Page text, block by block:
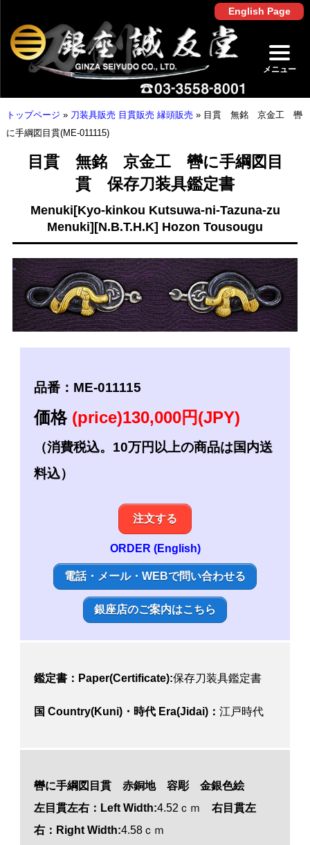
English Page
メニュー
トップページ » 刀装具販売 目貫販売 縁頭販売 » 目貫 無銘 京金工 轡
に手綱図目貫(ME-011115)
目貫 無銘 京金工 轡に手綱図目
貫 保存刀装具鑑定書
Menuki[Kyo-kinkou Kutsuwa-ni-Tazuna-zu
Menuki][N.B.T.H.K] Hozon Tousougu
品番：ME-011115
価格 (price)130,000円(JPY)
（消費税込。10万円以上の商品は国内送
料込）
注文する
ORDER (English)
電話・メール・WEBで問い合わせる
銀座店のご案内はこちら
鑑定書：Paper(Certificate):保存刀装具鑑定書
国 Country(Kuni)・時代 Era(Jidai)： 江戸時代
轡に手綱図目貫 赤銅地 容彫 金銀色絵
左目貫左右：Left Width:4.52ｃｍ 右目貫左
右：Right Width:4.58ｃｍ